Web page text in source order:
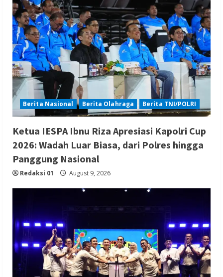
Berita Nasional Berita Olahraga Berita TNI/POLRI
Ketua IESPA Ibnu Riza Apresiasi Kapolri Cup
2026: Wadah Luar Biasa, dari Polres hingga
Panggung Nasional
Redaksi 01 August 9, 2026